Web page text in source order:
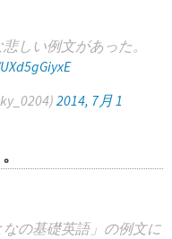
しい例文があった。
2014, 7月 1
の基礎英語」の例文に